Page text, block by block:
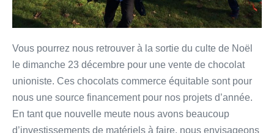
Vous pourrez nous retrouver à la sortie du culte de Noël
le dimanche 23 décembre pour une vente de chocolat
unioniste. Ces chocolats commerce équitable sont pour
nous une source financement pour nos projets d’année.
En tant que nouvelle meute nous avons beaucoup
d’investissements de matériels à faire, nous envisageons